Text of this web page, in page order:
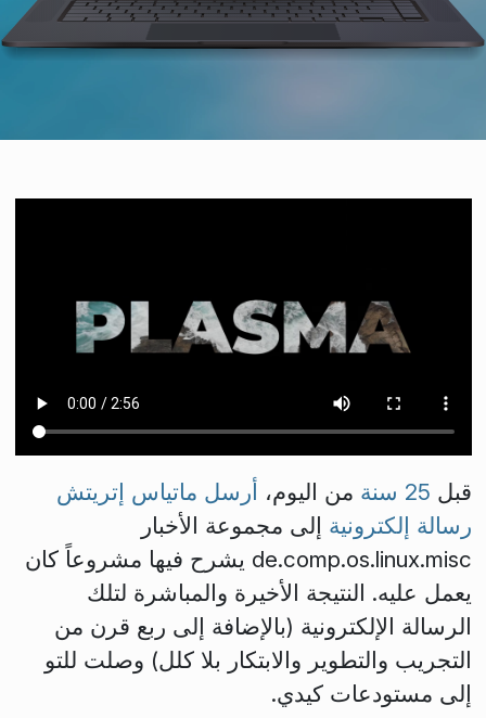
قبل 25 سنة من اليوم، أرسل ماتياس إتريتش
رسالة إلكترونية إلى مجموعة الأخبار
de.comp.os.linux.misc يشرح فيها مشروعاً كان
يعمل عليه. النتيجة الأخيرة والمباشرة لتلك
الرسالة الإلكترونية (بالإضافة إلى ربع قرن من
التجريب والتطوير والابتكار بلا كلل) وصلت للتو
إلى مستودعات كيدي.